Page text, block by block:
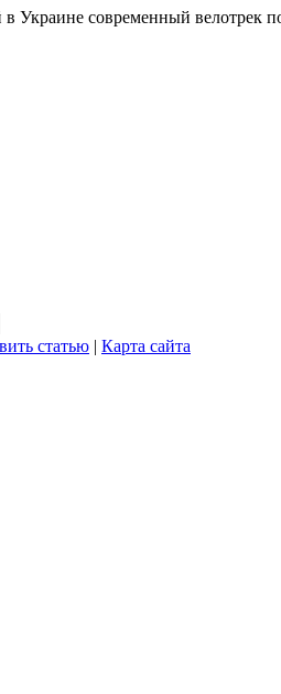
Украине современный велотрек
статью | Карта сайта